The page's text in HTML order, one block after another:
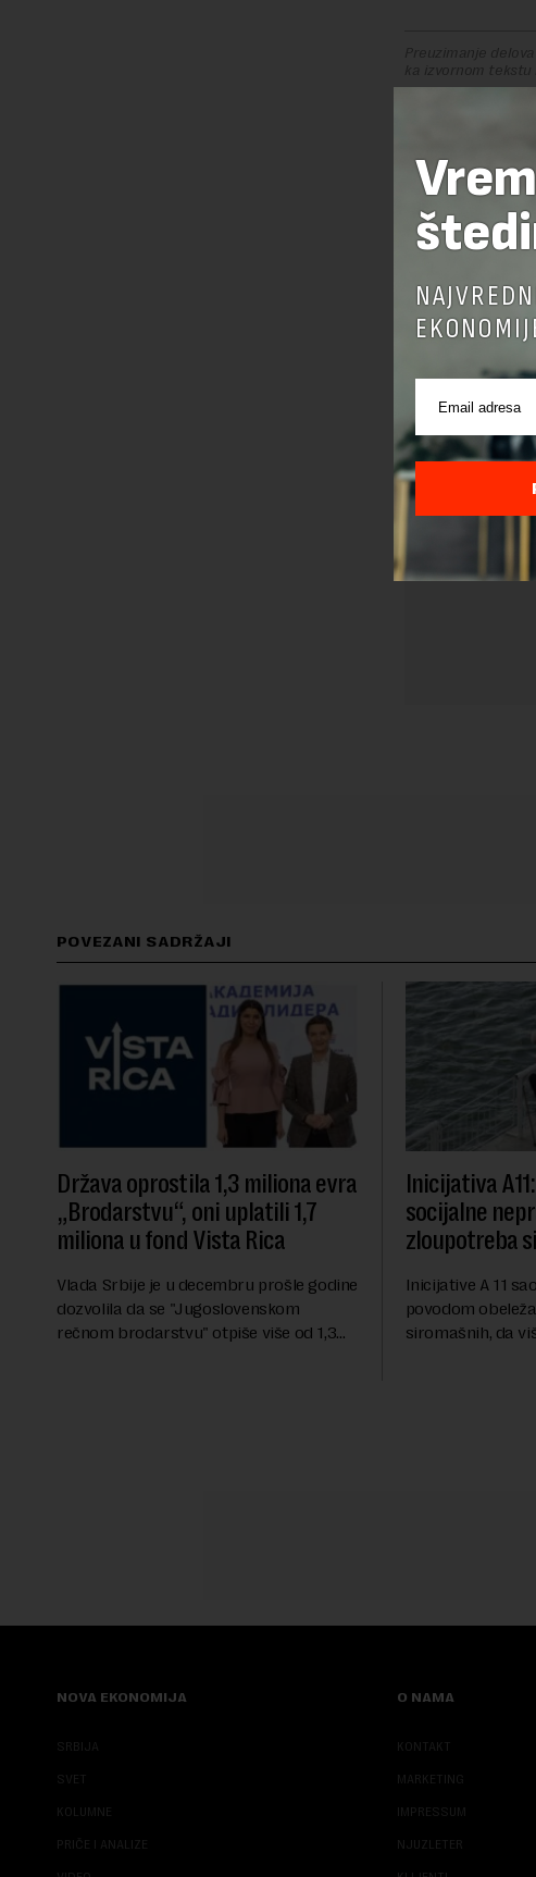
Preuzimanje
ka izvornom tekstu
OSTAVITE
Pre slanja
korišćenja
Korišćenjasu
POVEZANI SADRŽAJI
Država oprostila 1,3 miliona evra
„Brodarstvu“, oni uplatili 1,7
miliona u fond Vista Rica
Vlada Srbije je u decembru prošle godine
dozvolila da se "Jugoslovenskom
rečnom brodarstvu" otpiše više od 1,3
Inicijativa
socijalne
zloupotreba
Inicijative A 11
povodom
siromašnih, da
NOVA EKONOMIJA
SRBIJA
SVET
KOLUMNE
PRIČE I ANALIZE
O NAMA
KONTAKT
MARKETING
IMPRESSUM
NJUZLETER